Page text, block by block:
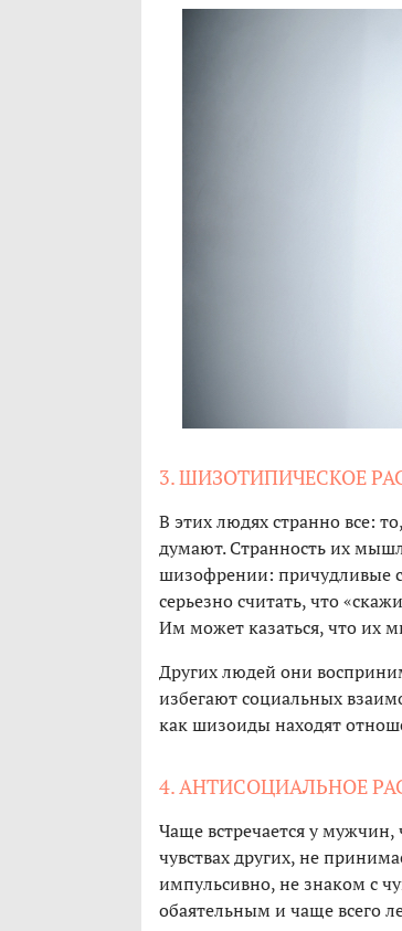
3. ШИЗОТИПИЧЕСКОЕ
В этих людях странно все:
думают. Странность их
шизофрении: причудливые
серьезно считать, что
Им может казаться, что их
Других людей они
избегают социальных
как шизоиды находят
4. АНТИСОЦИАЛЬНОЕ
Чаще встречается у
чувствах других, не
импульсивно, не знаком с
обаятельным и чаще всего